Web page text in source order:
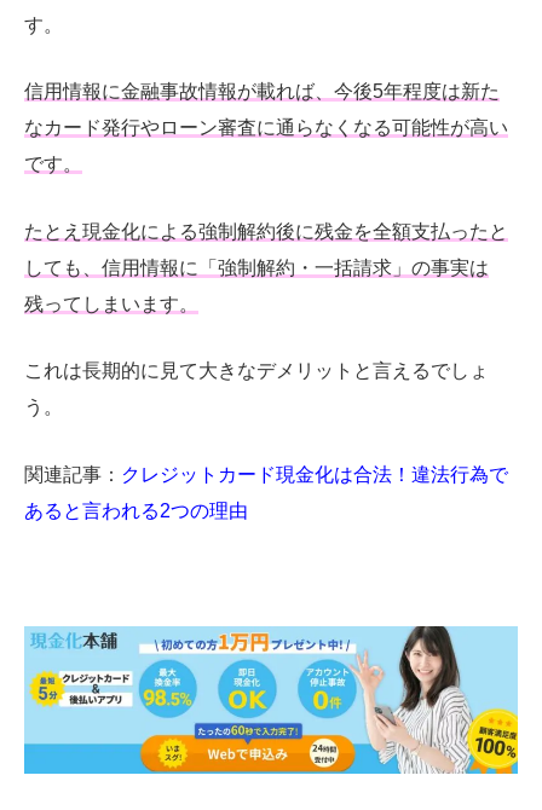
す。
信用情報に金融事故情報が載れば、今後5年程度は新た
なカード発行やローン審査に通らなくなる可能性が高い
です。
たとえ現金化による強制解約後に残金を全額支払ったと
しても、信用情報に「強制解約・一括請求」の事実は
残ってしまいます。
これは長期的に見て大きなデメリットと言えるでしょ
う。
関連記事： クレジットカード現金化は合法！違法行為で
あると言われる2つの理由